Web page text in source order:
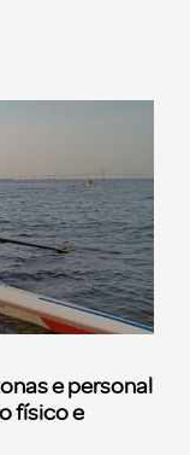
e personal
físico e